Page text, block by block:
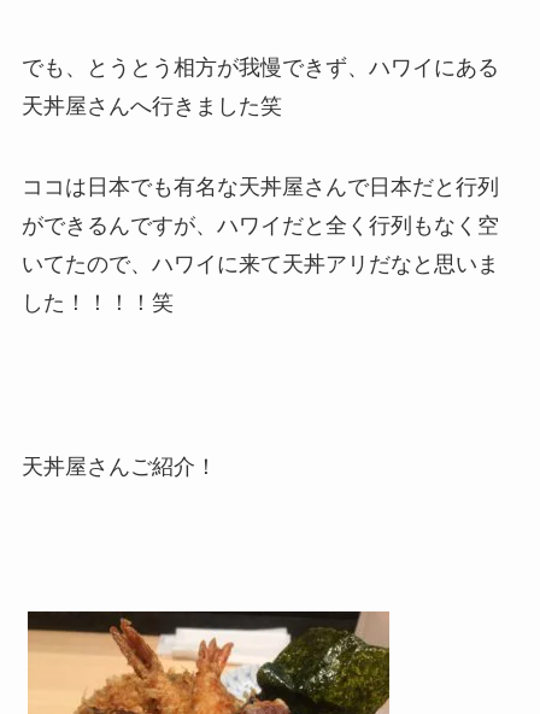
でも、とうとう相方が我慢できず、ハワイにある
天丼屋さんへ行きました笑
ココは日本でも有名な天丼屋さんで日本だと行列
ができるんですが、ハワイだと全く行列もなく空
いてたので、ハワイに来て天丼アリだなと思いま
した！！！！笑
天丼屋さんご紹介！